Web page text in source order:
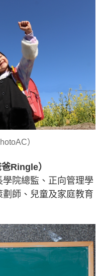
）
Ringle）
院總監、正向管理學
師、兒童及家庭教育